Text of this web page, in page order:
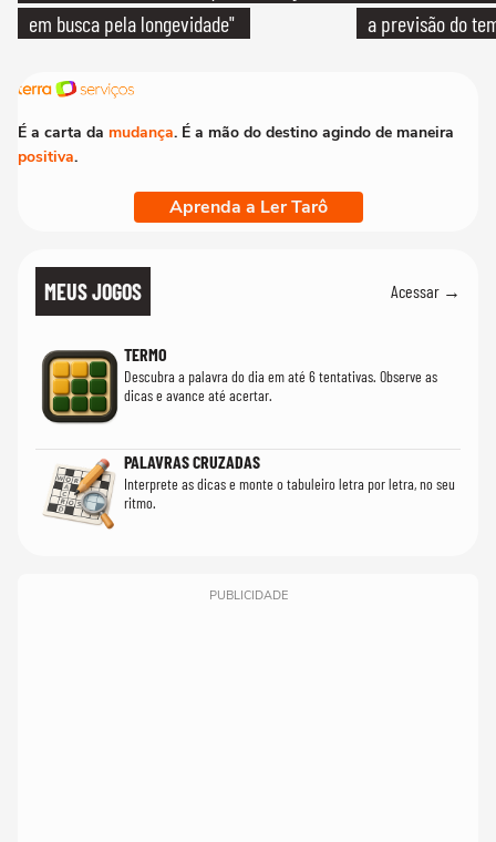
em busca pela longevidade"
a previsão do
É a carta da mudança. É a mão do destino agindo de maneira
positiva.
Aprenda a Ler Tarô
MEUS JOGOS Acessar →
TERMO
Descubra a palavra do dia em até 6 tentativas. Observe as
dicas e avance até acertar.
PALAVRAS CRUZADAS
Interprete as dicas e monte o tabuleiro letra por letra, no seu
ritmo.
PUBLICIDADE